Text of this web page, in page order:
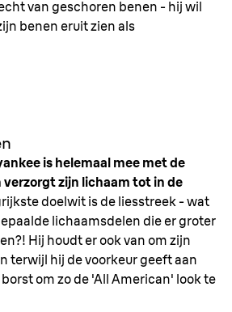
van geschoren benen - hij wil
benen eruit zien als
is helemaal mee met de
zijn lichaam tot in de
doelwit is de liesstreek - wat
lichaamsdelen die er groter
Hij houdt er ook van om zijn
terwijl hij de voorkeur geeft aan
om zo de 'All American' look te